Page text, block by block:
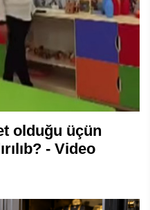
olduğu üçün
- Video